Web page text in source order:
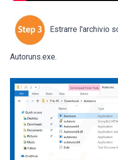
Estrarre l'archivio
Autoruns.exe.